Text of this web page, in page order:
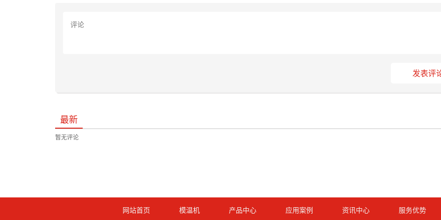
发表评
最新
暂无评论
网站首页 模温机 产品中心 应用案例 资讯中心 服务优势